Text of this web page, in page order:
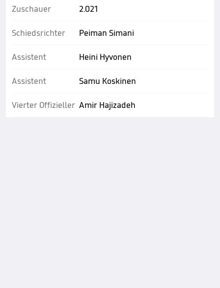
Zuschauer
Schiedsrichter
Assistent
Assistent
Vierter Offizieller
2.021
Peiman Simani
Heini Hyvonen
Samu Koskinen
Amir Hajizadeh